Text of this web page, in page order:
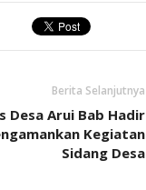
Berita Selanjutnya
Desa Arui Bab Hadir
Kegiatan
Sidang Desa